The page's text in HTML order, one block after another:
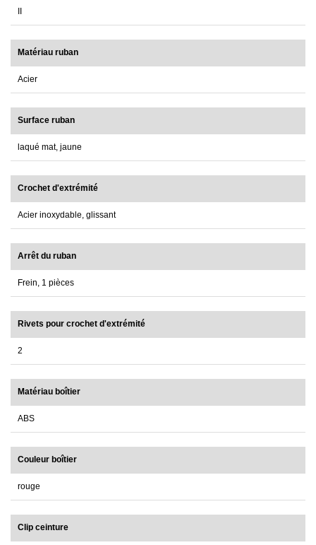
Matériau ruban
Acier
Surface ruban
laqué mat, jaune
Crochet d'extrémité
Acier inoxydable, glissant
Arrêt du ruban
Frein, 1 pièces
Rivets pour crochet d'extrémité
2
Matériau boîtier
ABS
Couleur boîtier
rouge
Clip ceinture